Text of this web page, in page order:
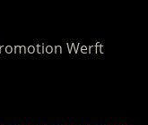
Werft